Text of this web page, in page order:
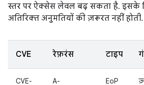
स्तर पर ऐक्सेस लेवल बढ़ सकता है. इसके
अतिरिक्त अनुमतियों की ज़रूरत नहीं होती.
CVE रेफ़रंस टाइप
CVE-
A-
EoP